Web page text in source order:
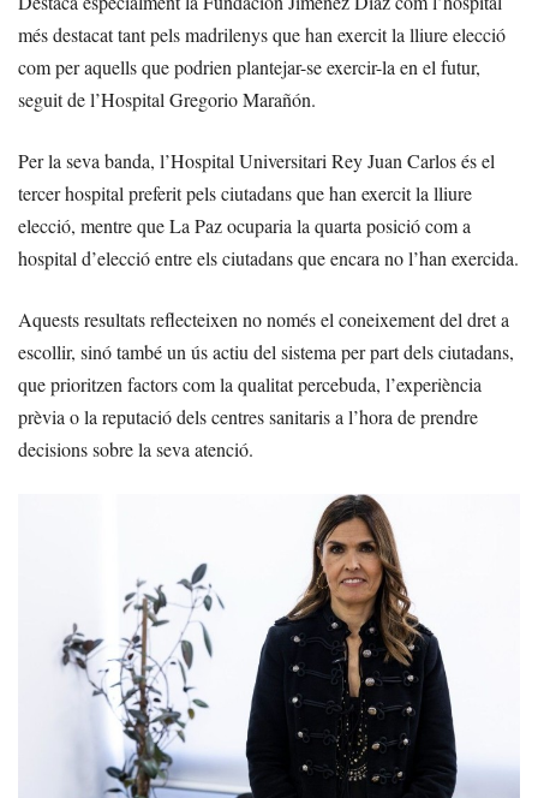
més destacat tant pels madrilenys que han exercit la lliure elecció
com per aquells que podrien plantejar-se exercir-la en el futur,
seguit de l’Hospital Gregorio Marañón.
Per la seva banda, l’Hospital Universitari Rey Juan Carlos és el
tercer hospital preferit pels ciutadans que han exercit la lliure
elecció, mentre que La Paz ocuparia la quarta posició com a
hospital d’elecció entre els ciutadans que encara no l’han exercida.
Aquests resultats reflecteixen no només el coneixement del dret a
escollir, sinó també un ús actiu del sistema per part dels ciutadans,
que prioritzen factors com la qualitat percebuda, l’experiència
prèvia o la reputació dels centres sanitaris a l’hora de prendre
decisions sobre la seva atenció.